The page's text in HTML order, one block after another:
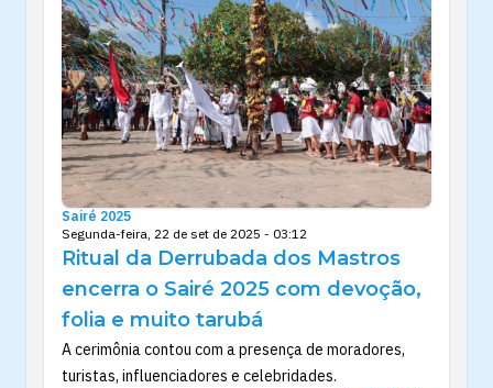
Sairé 2025
Segunda-feira, 22 de set de 2025 - 03:12
Ritual da Derrubada dos Mastros
encerra o Sairé 2025 com devoção,
folia e muito tarubá
A cerimônia contou com a presença de moradores,
turistas, influenciadores e celebridades.